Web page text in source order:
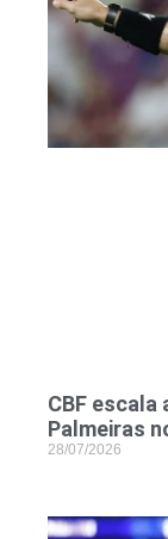
CBF
Palmeiras
28/07/2026